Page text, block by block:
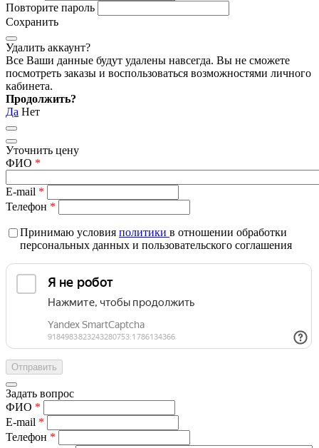
Повторите пароль
Сохранить
Удалить аккаунт?
Все Ваши данные будут удалены навсегда. Вы не сможете
посмотреть заказы и воспользоваться возможностями личного
кабинета.
Продолжить?
Да Нет
Уточнить цену
ФИО *
E-mail *
Телефон *
Принимаю условия политики в отношении обработки
персональных данных и пользовательского соглашения
Задать вопрос
ФИО *
E-mail *
Телефон *